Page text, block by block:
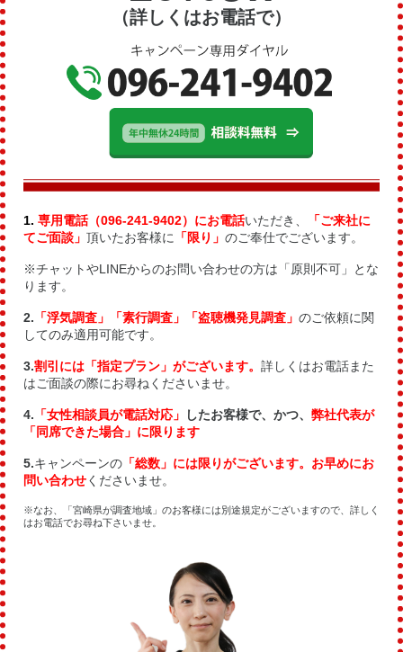
（詳しくはお電話で）
1. 専用電話（096-241-9402）にお電話いただき、
「ご来社に
てご面談」 頂いたお客様に 「限り」 のご奉仕でございます。
※チャットやLINEからのお問い合わせの方は「原則不可」とな
ります。
2. 「浮気調査」「素行調査」「盗聴機発見調査」 のご依頼に関
してのみ適用可能です。
3.割引には「指定プラン」がございます。 詳しくはお電話また
はご面談の際にお尋ねくださいませ。
4. 「女性相談員が電話対応」 したお客様で、かつ、 弊社代表が
「同席できた場合」に限ります
5.キャンペーンの 「総数」には限りがございます。お早めにお
問い合わせくださいませ。
※なお、「宮崎県が調査地域」のお客様には別途規定がございますので、詳しく
はお電話でお尋ね下さいませ。